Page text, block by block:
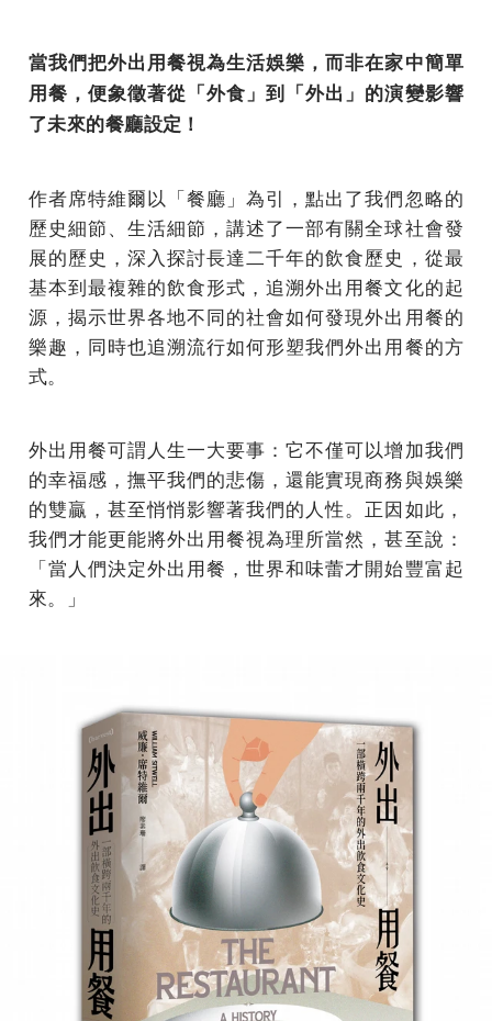
當我們把外出用餐視為生活娛樂，而非在家中簡單
用餐，便象徵著從「外食」到「外出」的演變影響
了未來的餐廳設定！
作者席特維爾以「餐廳」為引，點出了我們忽略的
歷史細節、生活細節，講述了一部有關全球社會發
展的歷史，深入探討長達二千年的飲食歷史，從最
基本到最複雜的飲食形式，追溯外出用餐文化的起
源，揭示世界各地不同的社會如何發現外出用餐的
樂趣，同時也追溯流行如何形塑我們外出用餐的方
式。
外出用餐可謂人生一大要事：它不僅可以增加我們
的幸福感，撫平我們的悲傷，還能實現商務與娛樂
的雙贏，甚至悄悄影響著我們的人性。正因如此，
我們才能更能將外出用餐視為理所當然，甚至說：
「當人們決定外出用餐，世界和味蕾才開始豐富起
來。」